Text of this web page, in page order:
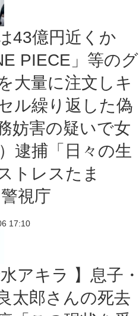
43億円近くか
PIECE」等のグ
大量に注文しキ
ル繰り返した偽
妨害の疑いで女
）逮捕「日々の生
トレスたま
視庁
17:10
水アキラ 】息子・
太郎さんの死去